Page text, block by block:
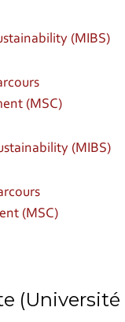
(MIBS)
(MSC)
(MIBS)
(MSC)
(Université